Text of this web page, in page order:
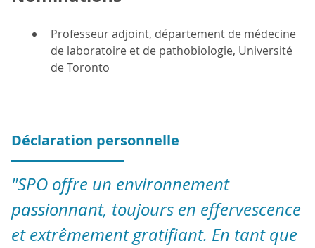
Professeur adjoint, département de médecine
de laboratoire et de pathobiologie, Université
de Toronto
Déclaration personnelle
"SPO offre un environnement
passionnant, toujours en effervescence
et extrêmement gratifiant. En tant que